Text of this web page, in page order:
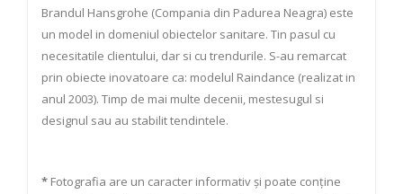
Brandul Hansgrohe (Compania din Padurea Neagra) este
un model in domeniul obiectelor sanitare. Tin pasul cu
necesitatile clientului, dar si cu trendurile. S-au remarcat
prin obiecte inovatoare ca: modelul Raindance (realizat in
anul 2003). Timp de mai multe decenii, mestesugul si
designul sau au stabilit tendintele.
* Fotografia are un caracter informativ și poate conține